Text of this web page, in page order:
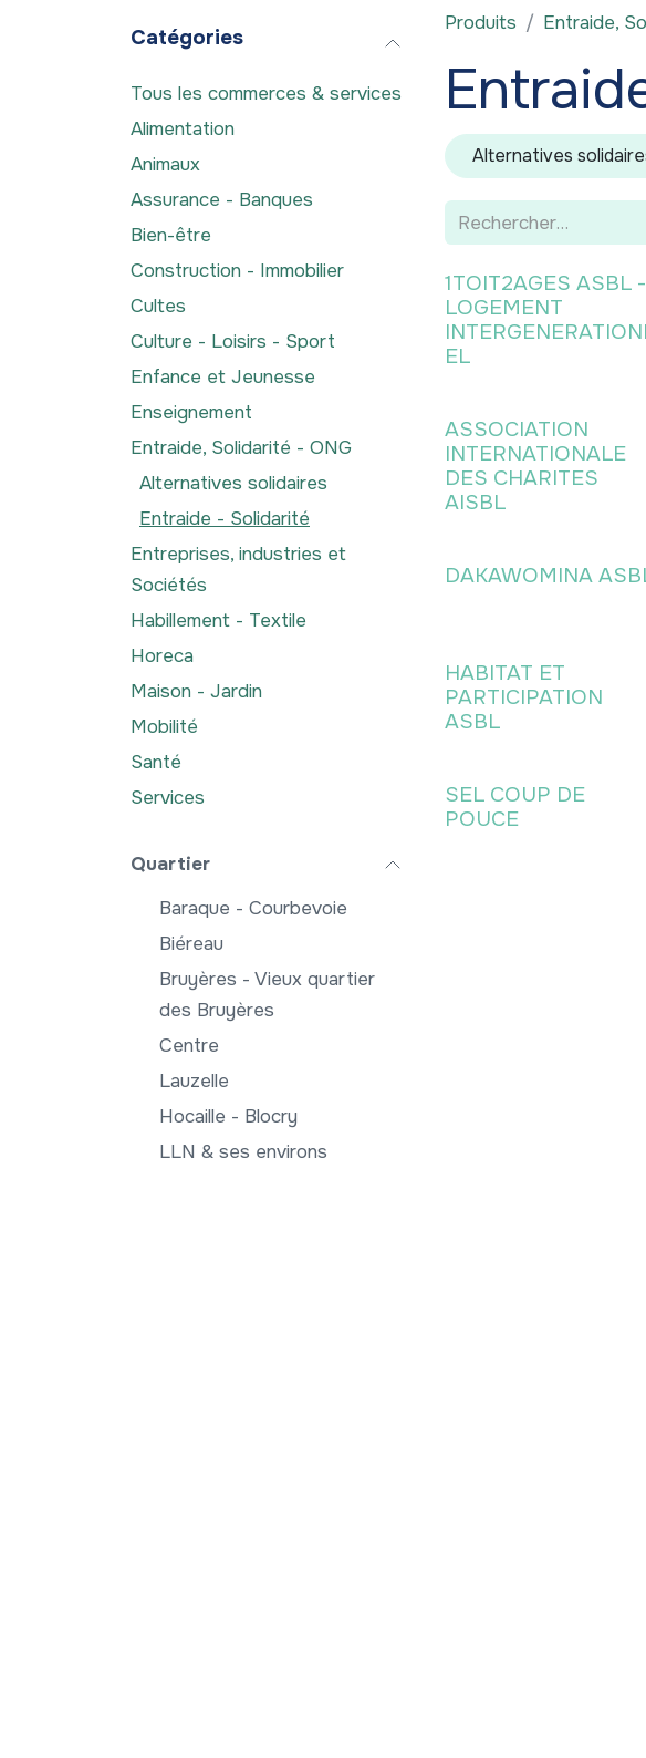
Catégories
Tous les commerces & services
Alimentation
Animaux
Assurance - Banques
Bien-être
Construction - Immobilier
Cultes
Culture - Loisirs - Sport
Enfance et Jeunesse
Enseignement
Entraide, Solidarité - ONG
Alternatives solidaires
Entraide - Solidarité
Entreprises, industries et
Sociétés
Habillement - Textile
Horeca
Maison - Jardin
Mobilité
Santé
Services
Quartier
Baraque - Courbevoie
Biéreau
Bruyères - Vieux quartier
des Bruyères
Centre
Lauzelle
Hocaille - Blocry
LLN & ses environs
Produits Entraide,
Alternatives
1TOIT2AGES ASBL -
LOGEMENT
EL
ASSOCIATION
INTERNATIONALE
DES CHARITES
AISBL
DAKAWOMINA
HABITAT ET
PARTICIPATION
ASBL
SEL COUP DE
POUCE